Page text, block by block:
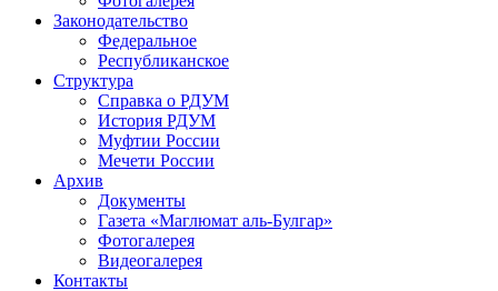
Законодательство
Федеральное
Республиканское
Структура
Справка о РДУМ
История РДУМ
Муфтии России
Мечети России
Архив
Документы
Газета «Маглюмат аль-Булгар»
Фотогалерея
Видеогалерея
Контакты